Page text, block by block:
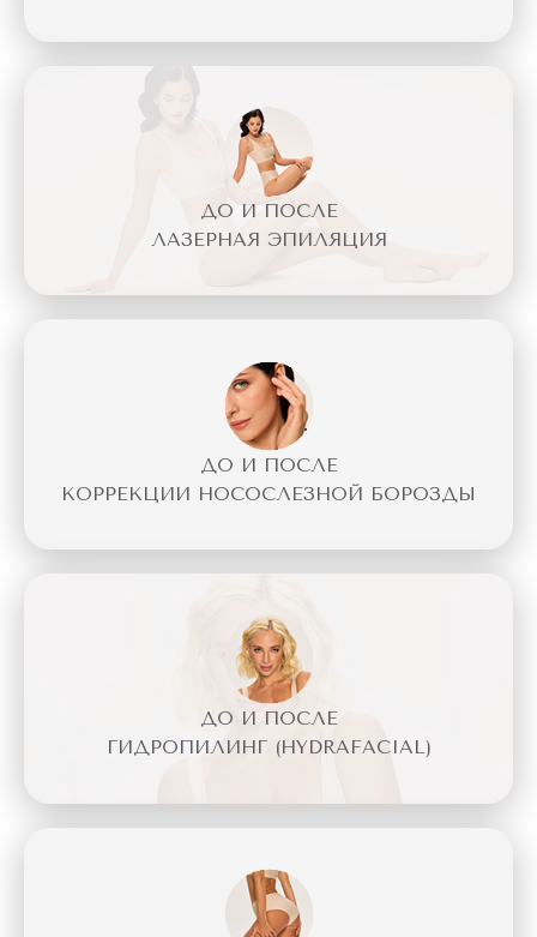
ДО И ПОСЛЕ
ЛАЗЕРНАЯ ЭПИЛЯЦИЯ
ДО И ПОСЛЕ
КОРРЕКЦИИ НОСОСЛЕЗНОЙ БОРОЗДЫ
ДО И ПОСЛЕ
ГИДРОПИЛИНГ (HYDRAFACIAL)